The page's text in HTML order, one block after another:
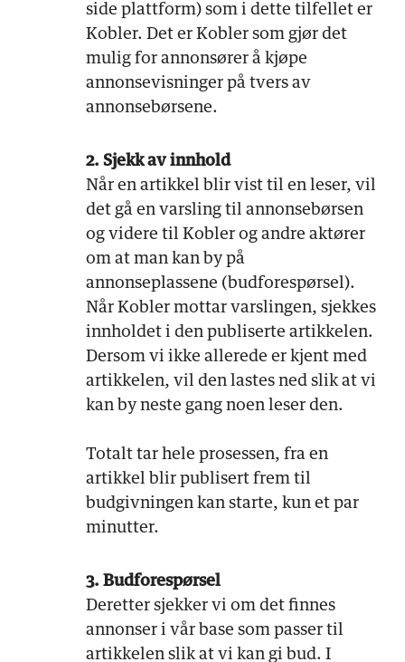
side plattform) som i dette tilfellet er
Kobler. Det er Kobler som gjør det
mulig for annonsører å kjøpe
annonsevisninger på tvers av
annonsebørsene.
2. Sjekk av innhold
Når en artikkel blir vist til en leser, vil
det gå en varsling til annonsebørsen
og videre til Kobler og andre aktører
om at man kan by på
annonseplassene (budforespørsel).
Når Kobler mottar varslingen, sjekkes
innholdet i den publiserte artikkelen.
Dersom vi ikke allerede er kjent med
artikkelen, vil den lastes ned slik at vi
kan by neste gang noen leser den.
Totalt tar hele prosessen, fra en
artikkel blir publisert frem til
budgivningen kan starte, kun et par
minutter.
3. Budforespørsel
Deretter sjekker vi om det finnes
annonser i vår base som passer til
artikkelen slik at vi kan gi bud. I